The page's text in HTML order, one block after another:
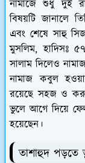
নামাজে শুধু দুই
বিষয়টি জানালে
এবং শেষে সাহু
মুসলিম, হাদিসঃ
সালাম দিলেও
নামাজ কবুল
রয়েছে সহজ ও
ভুলে আগে দিয়ে
হয়েছেন।
তাশাহুদ পড়তে